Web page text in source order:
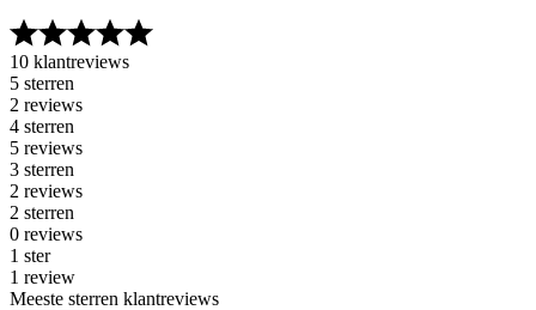
10 klantreviews
5 sterren
2 reviews
4 sterren
5 reviews
3 sterren
2 reviews
2 sterren
0 reviews
1 ster
1 review
Meeste sterren klantreviews